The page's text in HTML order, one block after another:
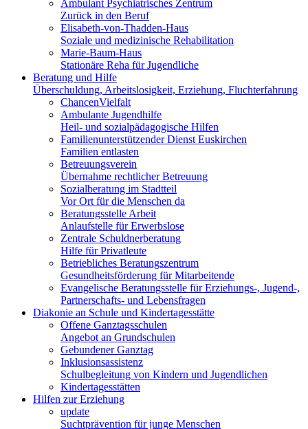
Ambulant Psychiatrisches Zentrum
Zurück in den Beruf
Elisabeth-von-Thadden-Haus
Soziale und medizinische Rehabilitation
Marie-Baum-Haus
Stationäre Reha für Jugendliche
Beratung und Hilfe
Überschuldung, Arbeitslosigkeit, Erziehung, Fluchterfahrung
ChancenVielfalt
Ambulante Jugendhilfe
Heil- und sozialpädagogische Hilfen
Familienunterstützender Dienst Euskirchen
Familien entlasten
Betreuungsverein
Übernahme rechtlicher Betreuung
Sozialberatung im Stadtteil
Vor Ort für die Menschen da
Beratungsstelle Arbeit
Anlaufstelle für Erwerbslose
Zentrale Schuldnerberatung
Hilfe für Privatleute
Betriebliches Beratungszentrum
Gesundheitsförderung für Mitarbeitende
Evangelische Beratungsstelle für Erziehungs-, Jugend-,
Partnerschafts- und Lebensfragen
Diakonie an Schule und Kindertagesstätte
Offene Ganztagsschulen
Angebot an Grundschulen
Gebundener Ganztag
Inklusionsassistenz
Schulbegleitung von Kindern und Jugendlichen
Kindertagesstätten
Hilfen zur Erziehung
update
Suchtprävention für junge Menschen